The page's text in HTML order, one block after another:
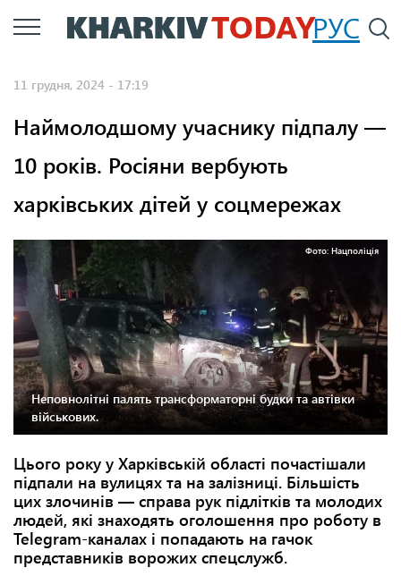
Перейти
до
РУС
11 грудня, 2024 - 17:19
Наймолодшому учаснику підпалу —
10 років. Росіяни вербують
харківських дітей у соцмережах
Фото: Нацполіція
Неповнолітні палять трансформаторні будки та автівки
військових.
Цього року у Харківській області почастішали
підпали на вулицях та на залізниці. Більшість
цих злочинів — справа рук підлітків та молодих
людей, які знаходять оголошення про роботу в
Telegram-каналах і попадають на гачок
представників ворожих спецслужб.